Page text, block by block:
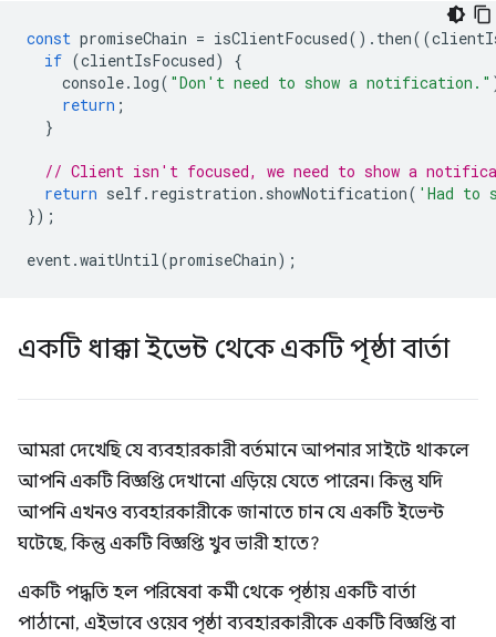
const promiseChain = isClientFocused(). then((
if (clientIsFocused)
{
console. log( "Don't need to show a notification."
return ;
}
// Client isn't focused, we need to show a
return self. registration . showNotification( 'Had to
});
event.waitUntil(promiseChain);
একটি ধাক্কা ইভেন্ট থেকে একটি পৃষ্ঠা বার্তা
আমরা দেখেছি যে ব্যবহারকারী বর্তমানে আপনার সাইটে থাকলে
আপনি একটি বিজ্ঞপ্তি দেখানো এড়িয়ে যেতে পারেন। কিন্তু যদি
আপনি এখনও ব্যবহারকারীকে জানাতে চান যে একটি ইভেন্ট
ঘটেছে, কিন্তু একটি বিজ্ঞপ্তি খুব ভারী হাতে?
একটি পদ্ধতি হল পরিষেবা কর্মী থেকে পৃষ্ঠায় একটি বার্তা
পাঠানো, এইভাবে ওয়েব পৃষ্ঠা ব্যবহারকারীকে একটি বিজ্ঞপ্তি বা